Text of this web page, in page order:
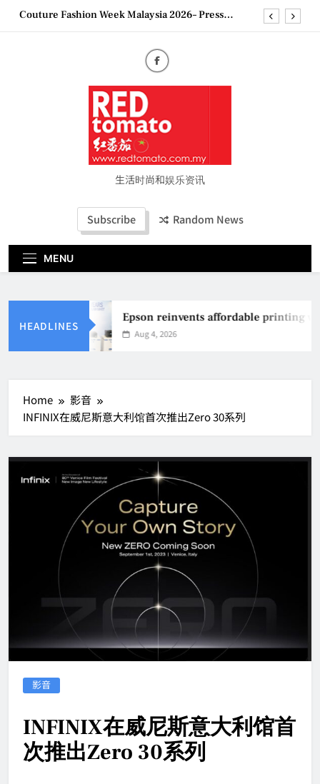
SkipCouture Fashion Week Malaysia 2026– Press
妈妈提供分享剖腹产复原历程的空间
2026 全国房地产大奖创历史纪录 见证马来西亚房
地产经纪行业蓬勃发展
Epson reinvents affordable printing with next-
generation EcoTank Series
Couture Fashion Week Malaysia 2026– Press
“See Her Heal – 1,000 Untold Stories” 为马来西亚
妈妈提供分享剖腹产复原历程的空间
地产经纪行业蓬勃发展
生活时尚和娱乐资讯
Subscribe Random News
MENU
HEADLINES
Epson reinvents affordable printing
Aug 4, 2026
Home
影音
INFINIX在威尼斯意大利馆首次推出Zero 30系列
影音
INFINIX在威尼斯意大利馆首
次推出Zero 30系列